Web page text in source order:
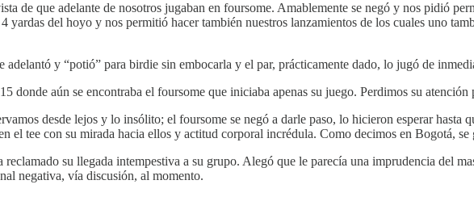
de que adelante de nosotros jugaban en foursome. Amablemente se negó y nos pidió
yardas del hoyo y nos permitió hacer también nuestros lanzamientos de los cuales uno
adelantó y “potió” para birdie sin embocarla y el par, prácticamente dado, lo jugó de
donde aún se encontraba el foursome que iniciaba apenas su juego. Perdimos su
desde lejos y lo insólito; el foursome se negó a darle paso, lo hicieron esperar hasta
el tee con su mirada hacia ellos y actitud corporal incrédula. Como decimos en Bogotá, se
su llegada intempestiva a su grupo. Alegó que le parecía una imprudencia del
negativa, vía discusión, al momento.